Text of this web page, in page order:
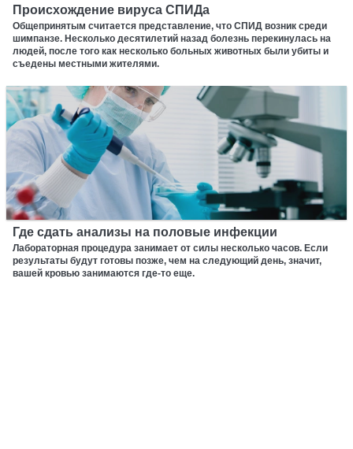
Происхождение вируса СПИДа
Общепринятым считается представление, что СПИД возник среди
шимпанзе. Несколько десятилетий назад болезнь перекинулась на
людей, после того как несколько больных животных были убиты и
съедены местными жителями.
Где сдать анализы на половые инфекции
Лабораторная процедура занимает от силы несколько часов. Если
результаты будут готовы позже, чем на следующий день, значит,
вашей кровью занимаются где-то еще.